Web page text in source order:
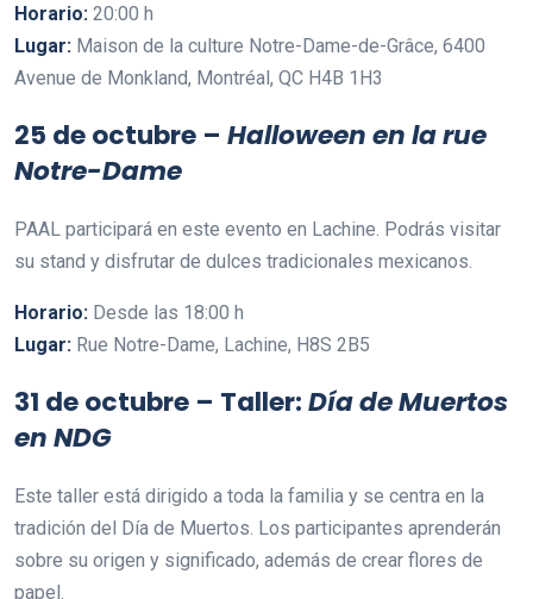
Horario: 20:00 h
Lugar: Maison de la culture Notre-Dame-de-Grâce, 6400
Avenue de Monkland, Montréal, QC H4B 1H3
25 de octubre – Halloween en la rue
Notre-Dame
PAAL participará en este evento en Lachine. Podrás visitar
su stand y disfrutar de dulces tradicionales mexicanos.
Horario: Desde las 18:00 h
Lugar: Rue Notre-Dame, Lachine, H8S 2B5
31 de octubre – Taller:Día de Muertos
en NDG
Este taller está dirigido a toda la familia y se centra en la
tradición del Día de Muertos. Los participantes aprenderán
sobre su origen y significado, además de crear flores de
papel.